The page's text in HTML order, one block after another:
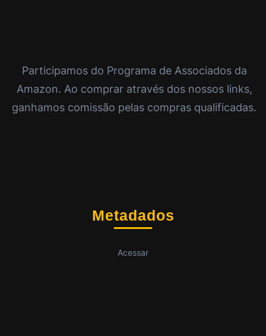
Participamos do Programa de Associados da
Amazon. Ao comprar através dos nossos links,
ganhamos comissão pelas compras qualificadas.
Metadados
Acessar